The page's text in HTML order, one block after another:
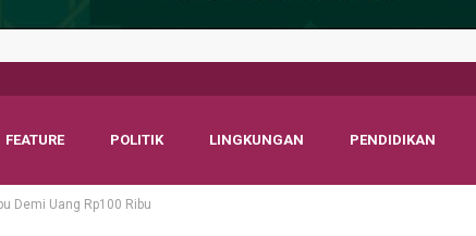
FEATURE POLITIK LINGKUNGAN PENDIDIKAN
Demi Uang Rp100 Ribu